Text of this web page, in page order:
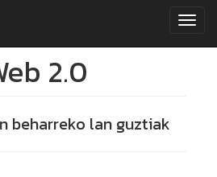
2.0
beharreko lan guztiak